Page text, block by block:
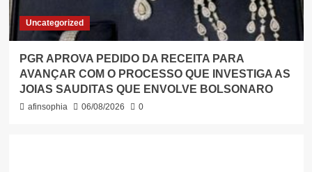
Uncategorized
PGR APROVA PEDIDO DA RECEITA PARA
AVANÇAR COM O PROCESSO QUE INVESTIGA AS
JOIAS SAUDITAS QUE ENVOLVE BOLSONARO
afinsophia 06/08/2026 0